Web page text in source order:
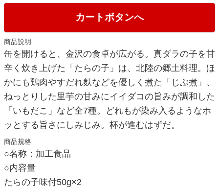
カートボタンへ
商品説明
缶を開けると、金沢の食卓が広がる。真ダラの子を甘
辛く炊き上げた「たらの子」は、北陸の郷土料理。ほ
かにも鶏肉やすだれ麩などを優しく煮た「じぶ煮」、
ねっとりした里芋の甘みにイイダコの旨みが調和した
「いもだこ」など全7種。どれもが染み入るようなホ
ッとする旨さにしみじみ。杯が進むはずだ。
商品規格
○名称：加工食品
○内容量
たらの子味付50g×2